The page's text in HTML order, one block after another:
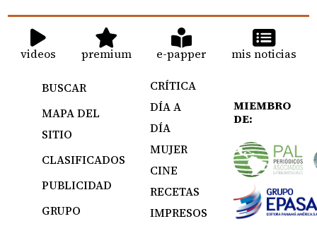
videos premium e-papper mis noticias
BUSCAR
MAPA DEL
SITIO
CLASIFICADOS
PUBLICIDAD
GRUPO
CRÍTICA
DÍA A
DÍA
MUJER
CINE
RECETAS
IMPRESOS
MIEMBRO
DE: